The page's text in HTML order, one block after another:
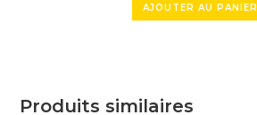
AJOUTER AU PANIER
Produits similaires